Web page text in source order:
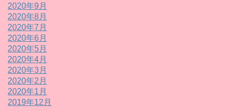
2020年9月
2020年8月
2020年7月
2020年6月
2020年5月
2020年4月
2020年3月
2020年2月
2020年1月
2019年12月